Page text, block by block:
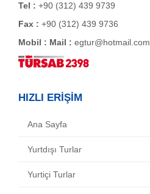
Tel : +90 (312) 439 9739
Fax : +90 (312) 439 9736
Mobil : Mail : egtur@hotmail.com
HIZLI ERİŞİM
Ana Sayfa
Yurtdışı Turlar
Yurtiçi Turlar